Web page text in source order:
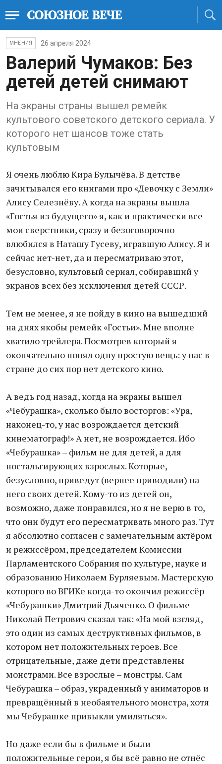
МНЕНИЯ 26 апреля 2024
Валерий Чумаков: Без
детей детей снимают
На экраны страны вышел ремейк
культового советского детского сериала. У
которого нет шансов тоже стать
культовым
Я очень люблю Кира Булычёва. В детстве
зачитывался его книгами про «Девочку с Земли»
Алису Селезнёву. А когда на экраны вышла
«Гостья из будущего» я, как и практически все
мои сверстники, сразу и безоговорочно
влюбился в Наташу Гусеву, игравшую Алису. Я и
сейчас нет-нет, да и пересматриваю этот,
безусловно, культовый сериал, собиравший у
экранов всех без исключения детей СССР.
Тем не менее, я не пойду в кино на вышедший
на днях якобы ремейк «Гостьи». Мне вполне
хватило трейлера. Посмотрев который я
окончательно понял одну простую вещь: у нас в
стране до сих пор нет детского кино.
А ведь год назад, когда на экраны вышел
«Чебурашка», сколько было восторгов: «Ура,
наконец-то, у нас возрождается детский
кинематограф!» А нет, не возрождается. Ибо
«Чебурашка» – фильм не для детей, а для
ностальгирующих взрослых. Которые,
безусловно, приведут (вернее приводили) на
него своих детей. Кому-то из детей он,
возможно, даже понравился, но я не верю в то,
что они будут его пересматривать много раз. Тут
я абсолютно согласен с замечательным актёром
и режиссёром, председателем Комиссии
Парламентского Собрания по культуре, науке и
образованию Николаем Бурляевым. Мастерскую
которого во ВГИКе когда-то окончил режиссёр
«Чебурашки» Дмитрий Дьяченко. О фильме
Николай Петрович сказал так: «На мой взгляд,
это один из самых деструктивных фильмов, в
котором нет положительных героев. Все
отрицательные, даже дети представлены
монстрами. Все взрослые – монстры. Сам
Чебурашка – образ, украденный у аниматоров и
превращённый в необаятельного монстра, хотя
мы Чебурашке привыкли умиляться».
Но даже если бы в фильме и были
положительные герои, я бы всё равно не отнёс